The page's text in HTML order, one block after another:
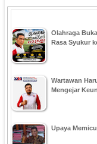
Olahraga
Rasa Syukur
Wartawan
Mengejar
Upaya